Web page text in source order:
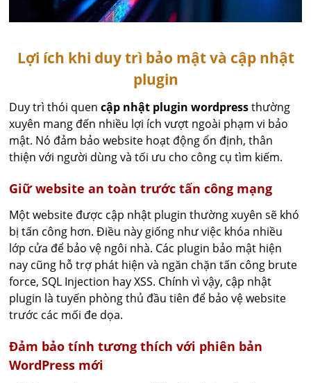
Lợi ích khi duy trì bảo mật và cập nhật
plugin
Duy trì thói quencập nhật plugin wordpressthường
xuyên mang đến nhiều lợi ích vượt ngoài phạm vi bảo
mật. Nó đảm bảo website hoạt động ổn định, thân
thiện với người dùng và tối ưu cho công cụ tìm kiếm.
Giữ website an toàn trước tấn công mạng
Một website được cập nhật plugin thường xuyên sẽ khó
bị tấn công hơn. Điều này giống như việc khóa nhiều
lớp cửa để bảo vệ ngôi nhà. Các plugin bảo mật hiện
nay cũng hỗ trợ phát hiện và ngăn chặn tấn công brute
force, SQL Injection hay XSS. Chính vì vậy, cập nhật
plugin là tuyến phòng thủ đầu tiên để bảo vệ website
trước các mối đe dọa.
Đảm bảo tính tương thích với phiên bản
WordPress mới